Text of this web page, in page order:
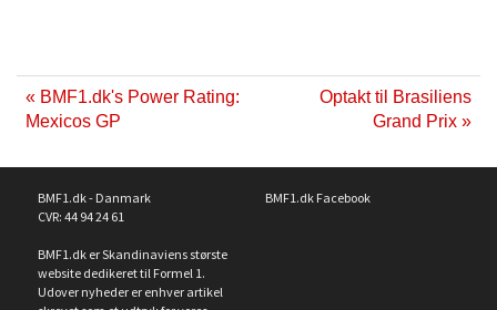
« BMF1.dk's Power Rating:
Mexicos GP
Optakt til Brasiliens
Grand Prix »
BMF1.dk - Danmark
CVR: 44 94 24 61
BMF1.dk er Skandinaviens største
website dedikeret til Formel 1.
Udover nyheder er enhver artikel
BMF1.dk Facebook